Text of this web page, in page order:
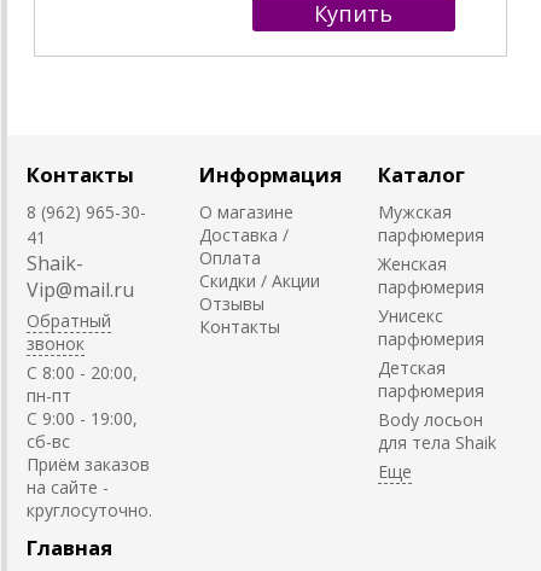
Контакты
8 (962) 965-30-
41
Shaik-
Vip@mail.ru
Обратный
звонок
C 8:00 - 20:00,
пн-пт
С 9:00 - 19:00,
сб-вс
Приём заказов
на сайте -
круглосуточно.
Информация
О магазине
Доставка /
Оплата
Скидки / Акции
Отзывы
Контакты
Каталог
Мужская
парфюмерия
Женская
парфюмерия
Унисекс
парфюмерия
Детская
парфюмерия
Body лосьон
для тела Shaik
Главная